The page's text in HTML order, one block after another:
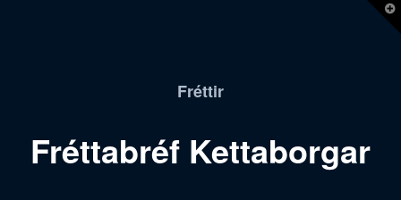
Fréttir
Fréttabréf Kettaborgar